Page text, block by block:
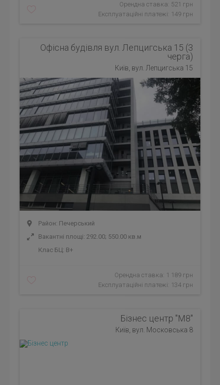
Орендна ставка: 521 грн
Експлуатаційні платежі: 149 грн
Офісна будівля вул. Лепцигська 15 (3
черга)
Київ, вул. Лепцигська 15
Район: Печерський
Вакантні площі: 292.00; 550.00 кв.м
Клас БЦ: B+
Орендна ставка: 1 189 грн
Експлуатаційні платежі: 134 грн
Бізнес центр "М8"
Київ, вул. Московська 8